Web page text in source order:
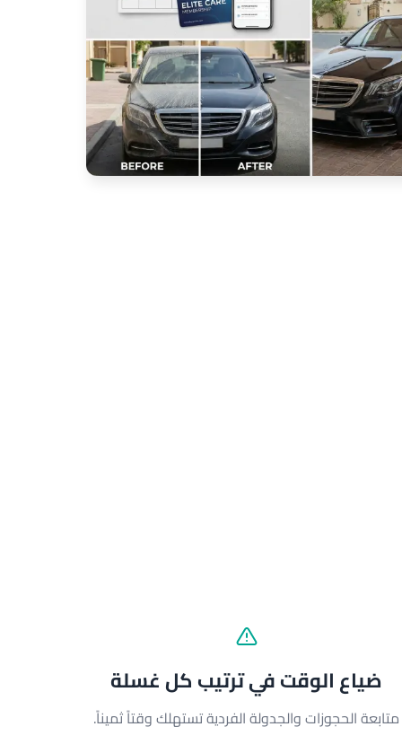
ضياع الوقت في ترتيب كل غسلة
متابعة الحجوزات والجدولة الفردية تستهلك وقتاً ثميناً.